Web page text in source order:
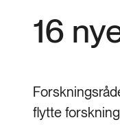
16
flytte